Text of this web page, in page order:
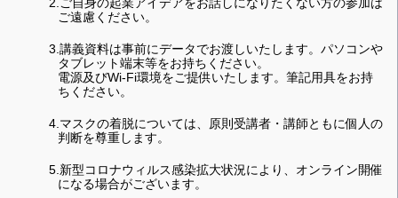
ご遠慮ください。
3.講義資料は事前にデータでお渡しいたします。パソコンや
タブレット端末等をお持ちください。
電源及びWi-Fi環境をご提供いたします。筆記用具をお持
ちください。
4.マスクの着脱については、原則受講者・講師ともに個人の
判断を尊重します。
5.新型コロナウィルス感染拡大状況により、オンライン開催
になる場合がございます。